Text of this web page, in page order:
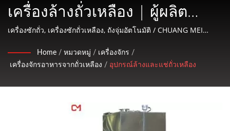
เครื่องล้างถั่วเหลือง | ผู้ผลิต
เครื่องจักรสำหรับการผลิต,
เคลือบ & การปรุงอาหารมากว่า
45 ปี ตั้งแต่ปี 1977 | CHUANG
MEI INDUSTRIAL CO.
เครื่องซักถั่ว, เครื่องซักถั่วเหลือง, ถังจุ่มอัตโนมัติ / CHUANG MEI
การแปรรูปและปรุงอาหารจากสัตว์น้ำและให้บริการที่เป็นมิตรกับ
ลูกค้า.
Home / หมวดหมู่ / เครื่องจักร /
เครื่องจักรอาหารจากถั่วเหลือง / อุปกรณ์ล้างและแช่ถั่วเหลือง